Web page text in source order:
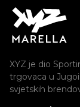
XYZ je dio
trgovaca u
svjetskih